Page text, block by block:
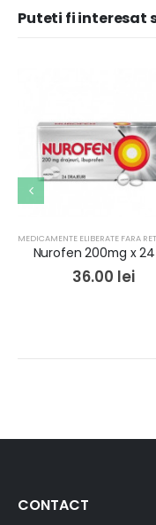
Puteti fi interesat
Nurofen 200mg x
36.00 lei
CONTACT